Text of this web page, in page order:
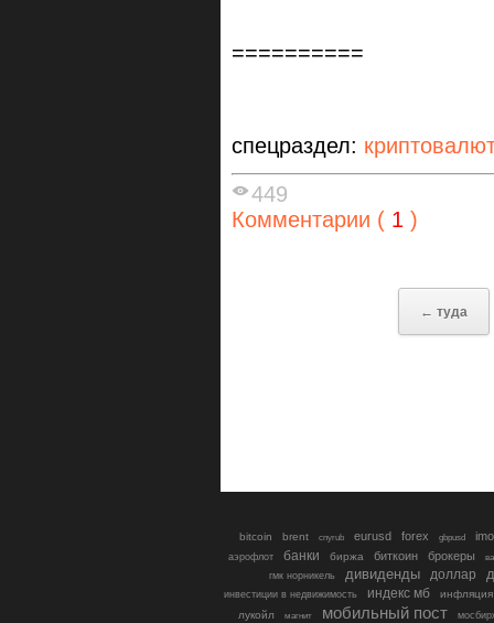
==========
спецраздел:
449
Комментарии ( 1 )
← туда
bitcoin brent cnyrub eurusd forex gbpusd
аэрофлот банки биржа биткоин брокеры
гмк норникель
дивиденды доллар
инвестиции в недвижимость индекс мб
инфляция
лукойл
магнит мобильный пост